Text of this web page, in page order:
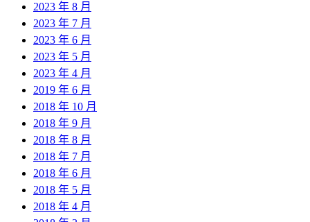
2023 年 8 月
2023 年 7 月
2023 年 6 月
2023 年 5 月
2023 年 4 月
2019 年 6 月
2018 年 10 月
2018 年 9 月
2018 年 8 月
2018 年 7 月
2018 年 6 月
2018 年 5 月
2018 年 4 月